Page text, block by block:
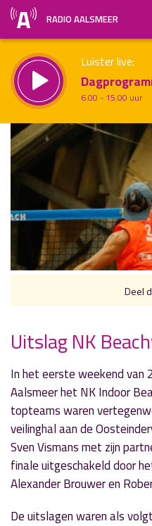
RADIO AALSMEER
Luister live:
6.00 - 15.00 uur
Vorig uur
Inklappen
Deel
« Vorig nieuwsbericht
Sportuitslagen
5 januari 2020
» Volgend nieuwsbericht
Financieel Café en
7 januari 2020
Uitslag NK
In het eerste weekend van
Aalsmeer het NK Indoor
topteams waren
veilinghal aan de
Sven Vismans met zijn
finale uitgeschakeld door
Alexander Brouwer en
De uitslagen waren als